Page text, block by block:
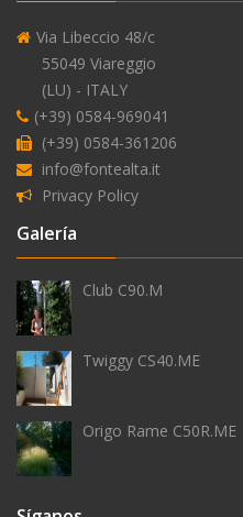
alimentación
externa
agua
antihielo
Via Libeccio 48/c
55049 Viareggio
(LU) - ITALY
(+39) 0584-969041
(+39) 0584-361206
info@fontealta.it
Privacy Policy
Galería
Club C90.M
Twiggy CS40.ME
Origo Rame C50R.ME